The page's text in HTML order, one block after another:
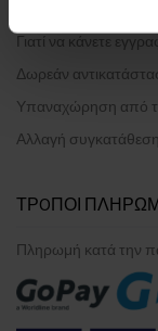
Γιατί να κάνετε
Δωρεάν
Υπαναχώρηση από
Αλλαγή
ΤΡOΠΟΙ
Πληρωμή κατά την